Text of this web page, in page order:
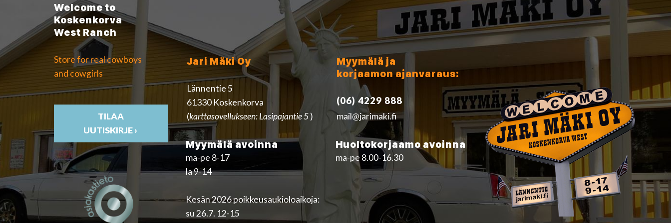
Welcome to
Koskenkorva
West Ranch
Store for real cowboys
and cowgirls
TILAA
UUTISKIRJE ›
Jari Mäki Oy
Lännentie 5
61330 Koskenkorva
(karttasovellukseen: Lasipajantie 5)
Myymälä ja
korjaamon ajanvaraus:
(06) 4229 888
mail@jarimaki.fi
Myymälä avoinna
ma-pe 8-17
la 9-14
Kesän 2026 poikkeusaukioloaikoja:
su 26.7. 12-15
Huoltokorjaamo avoinna
ma-pe 8.00-16.30